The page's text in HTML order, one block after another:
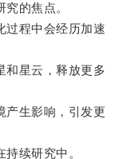
的焦点。
程中会经历加速
星云，释放更多
生影响，引发更
续研究中。